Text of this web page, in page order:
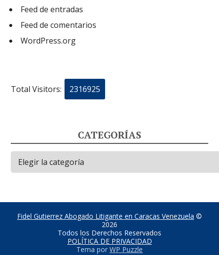
Feed de entradas
Feed de comentarios
WordPress.org
Total Visitors: 2316925
CATEGORÍAS
Categorías
Fidel Gutierrez Abogado Litigante en Caracas Venezuela ©
2026
Todos los Derechos Reservados
POLÍTICA DE PRIVACIDAD
Tema por WP Puzzle